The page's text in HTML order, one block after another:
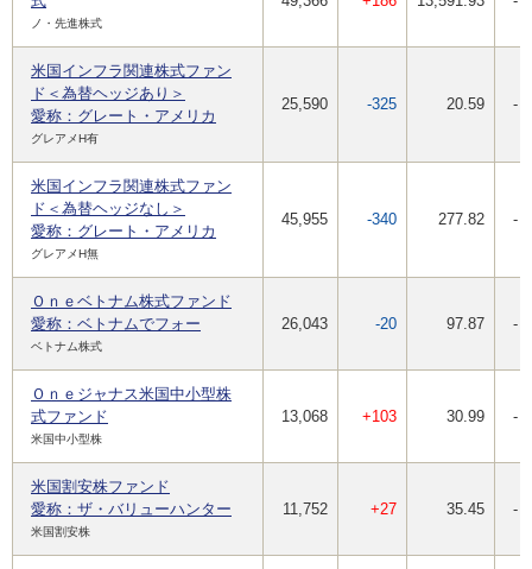
ノ・先進株式
米国インフラ関連株式ファン
ド＜為替ヘッジあり＞
愛称：グレート・アメリカ
グレアメH有
25,590 -325 20.59 -
米国インフラ関連株式ファン
ド＜為替ヘッジなし＞
愛称：グレート・アメリカ
グレアメH無
45,955 -340 277.82 -
Ｏｎｅベトナム株式ファンド
愛称：ベトナムでフォー
ベトナム株式
26,043 -20 97.87 -
Ｏｎｅジャナス米国中小型株
式ファンド
米国中小型株
13,068 +103 30.99 -
米国割安株ファンド
愛称：ザ・バリューハンター
米国割安株
11,752 +27 35.45 -